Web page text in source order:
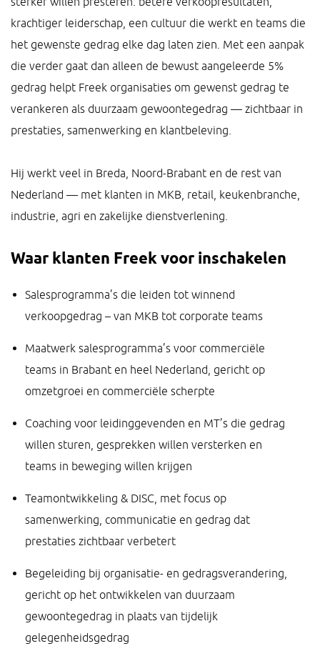
krachtiger leiderschap, een cultuur die werkt en teams die
het gewenste gedrag elke dag laten zien. Met een aanpak
die verder gaat dan alleen de bewust aangeleerde 5%
gedrag helpt Freek organisaties om gewenst gedrag te
verankeren als duurzaam gewoontegedrag — zichtbaar in
prestaties, samenwerking en klantbeleving.
Hij werkt veel in Breda, Noord-Brabant en de rest van
Nederland — met klanten in MKB, retail, keukenbranche,
industrie, agri en zakelijke dienstverlening.
Waar klanten Freek voor inschakelen
Salesprogramma’s die leiden tot winnend
verkoopgedrag – van MKB tot corporate teams
Maatwerk salesprogramma’s voor commerciële
teams in Brabant en heel Nederland, gericht op
omzetgroei en commerciële scherpte
Coaching voor leidinggevenden en MT’s die gedrag
willen sturen, gesprekken willen versterken en
teams in beweging willen krijgen
Teamontwikkeling & DISC, met focus op
samenwerking, communicatie en gedrag dat
prestaties zichtbaar verbetert
Begeleiding bij organisatie- en gedragsverandering,
gericht op het ontwikkelen van duurzaam
gewoontegedrag in plaats van tijdelijk
gelegenheidsgedrag